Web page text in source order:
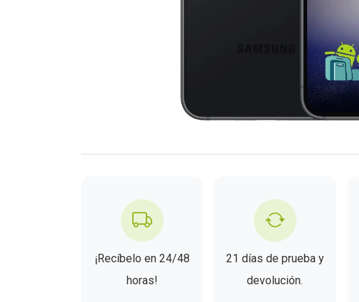
¡Recíbelo en 24/48
horas!
21 días de prueba y
devolución.